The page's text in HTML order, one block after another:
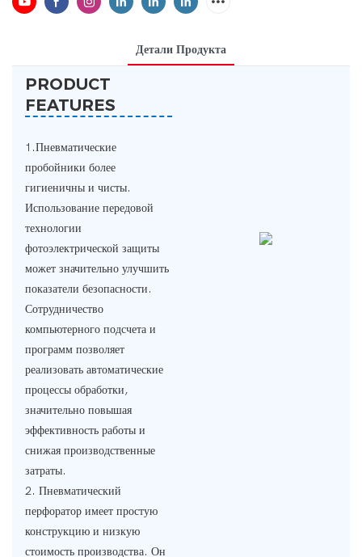
Детали Продукта
PRODUCT
FEATURES
1.Пневматические
пробойники более
гигиеничны и чисты.
Использование передовой
технологии
фотоэлектрической защиты
может значительно улучшить
показатели безопасности.
Сотрудничество
компьютерного подсчета и
программ позволяет
реализовать автоматические
процессы обработки,
значительно повышая
эффективность работы и
снижая производственные
затраты.
2. Пневматический
перфоратор имеет простую
конструкцию и низкую
стоимость производства. Он